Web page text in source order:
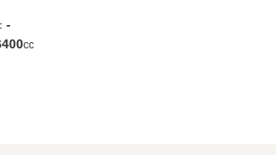
-
cc